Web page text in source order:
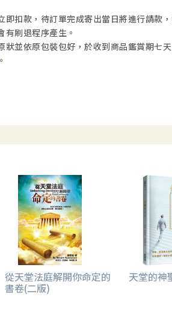
扣款，待訂單完成寄出當日將進行請款
刷退程序產生。
並依原包裝包好，於收到商品鑑賞期七
。
從天堂法庭解開你命定的
書卷(二版)
天堂的神